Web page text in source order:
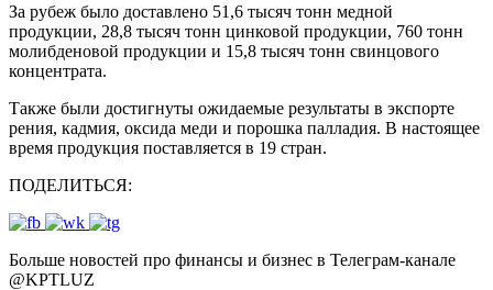
За рубеж было доставлено 51,6 тысяч тонн медной
продукции, 28,8 тысяч тонн цинковой продукции, 760 тонн
молибденовой продукции и 15,8 тысяч тонн свинцового
концентрата.
Также были достигнуты ожидаемые результаты в экспорте
рения, кадмия, оксида меди и порошка палладия. В настоящее
время продукция поставляется в 19 стран.
ПОДЕЛИТЬСЯ:
Больше новостей про финансы и бизнес в Телеграм-канале
@KPTLUZ